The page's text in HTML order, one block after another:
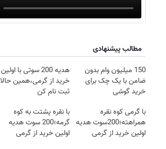
مطالب پیشنهادی
150 میلیون وام بدون
ضامن با یک چک برای
خرید گوشی
هدیه 200 سوتی با اولین
خرید از گرمی،همین حالا
ثبت نام کن
با گرمی کوه نقره
همراهته؛200سوت هدیه
اولین خرید از گرمی
با نقره پشتت به کوه
گرمه؛200 سوت هدیه
اولین خرید از گرمی